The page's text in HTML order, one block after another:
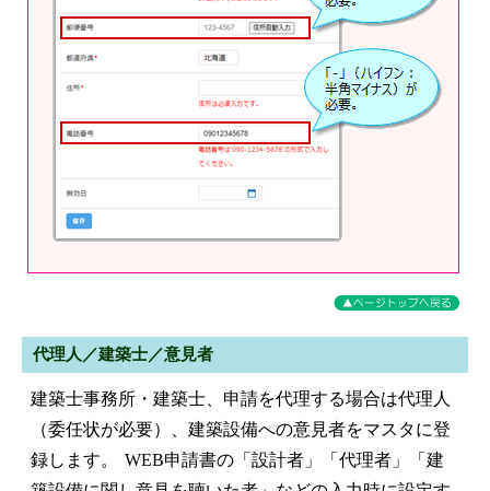
代理人／建築士／意見者
建築士事務所・建築士、申請を代理する場合は代理人
（委任状が必要）、建築設備への意見者をマスタに登
録します。 WEB申請書の「設計者」「代理者」「建